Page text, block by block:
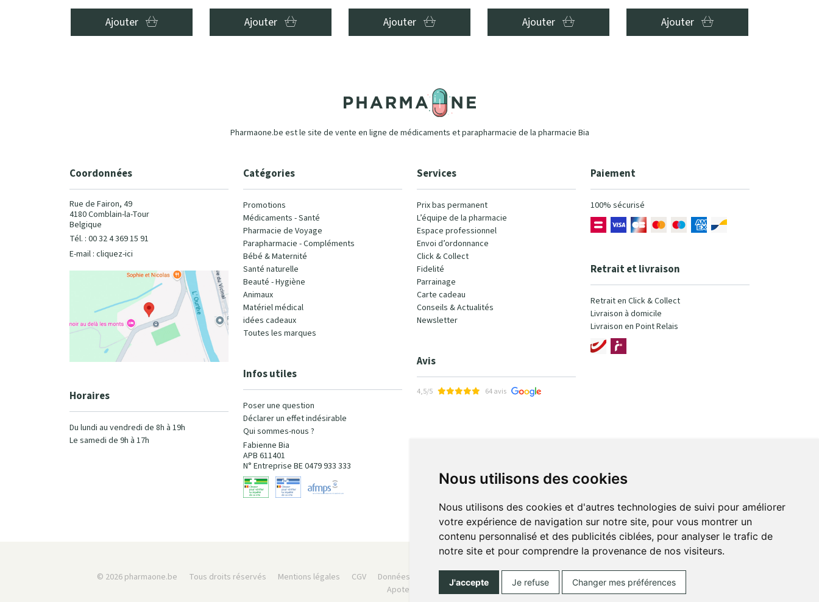
Nous utilisons des cookies
Nous utilisons des cookies et d'autres technologies de suivi pour améliorer
votre expérience de navigation sur notre site, pour vous montrer un
contenu personnalisé et des publicités ciblées, pour analyser le trafic de
notre site et pour comprendre la provenance de nos visiteurs.
J'accepte Je refuse Changer mes préférences
Ajouter Ajouter Ajouter Ajouter Ajouter
Pharmaone.be est le site de vente en ligne de médicaments et parapharmacie de la pharmacie Bia
Coordonnées
Rue de Fairon, 49
4180 Comblain-la-Tour
Belgique
Tél. : 00 32 4 369 15 91
E-mail : cliquez-ici
Horaires
Du lundi au vendredi de 8h à 19h
Le samedi de 9h à 17h
Catégories
Promotions
Médicaments - Santé
Pharmacie de Voyage
Parapharmacie - Compléments
Bébé & Maternité
Santé naturelle
Beauté - Hygiène
Animaux
Matériel médical
idées cadeaux
Toutes les marques
Infos utiles
Poser une question
Déclarer un effet indésirable
Qui sommes-nous ?
Fabienne Bia
APB 611401
N° Entreprise BE 0479 933 333
Services
Prix bas permanent
L’équipe de la pharmacie
Espace professionnel
Envoi d’ordonnance
Click & Collect
Fidelité
Parrainage
Carte cadeau
Conseils & Actualités
Newsletter
Avis
4,5/5 64 avis
Paiement
100% sécurisé
Retrait et livraison
Retrait en Click & Collect
Livraison à domicile
Livraison en Point Relais
© 2026 pharmaone.be Tous droits réservés Mentions légales CGV Données personnelles Cookies Préférences Cookies
Votre pharmacie sur Internet avec
Apotekisto